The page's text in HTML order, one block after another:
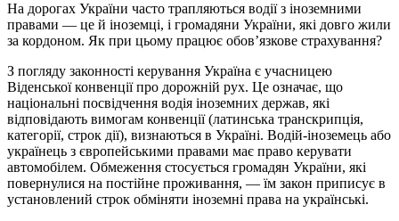
На дорогах України часто трапляються водії з іноземними
правами — це й іноземці, і громадяни України, які довго жили
за кордоном. Як при цьому працює обов’язкове страхування?
З погляду законності керування Україна є учасницею
Віденської конвенції про дорожній рух. Це означає, що
національні посвідчення водія іноземних держав, які
відповідають вимогам конвенції (латинська транскрипція,
категорії, строк дії), визнаються в Україні. Водій-іноземець або
українець з європейськими правами має право керувати
автомобілем. Обмеження стосується громадян України, які
повернулися на постійне проживання, — їм закон приписує в
установлений строк обміняти іноземні права на українські.